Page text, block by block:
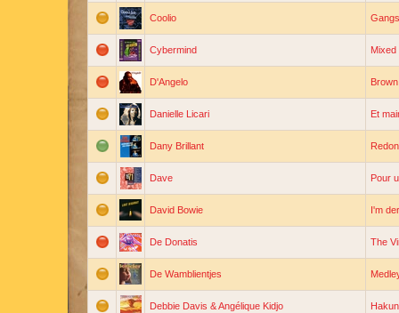
Coolio
Cybermind Mixed
D'Angelo
Danielle Licari Et
Dany Brillant
Dave Pour
David Bowie I'm
De Donatis The
De Wamblientjes
Debbie Davis & Angélique Kidjo